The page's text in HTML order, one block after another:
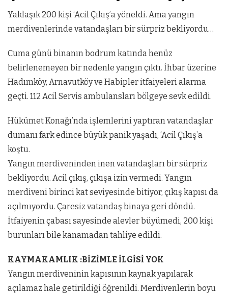
Yaklaşık 200 kişi ‘Acil Çıkış’a yöneldi. Ama yangın
merdivenlerinde vatandaşları bir sürpriz bekliyordu…
Cuma günü binanın bodrum katında henüz
belirlenemeyen bir nedenle yangın çıktı. İhbar üzerine
Hadımköy, Arnavutköy ve Habipler itfaiyeleri alarma
geçti. 112 Acil Servis ambulansları bölgeye sevk edildi.
Hükümet Konağı’nda işlemlerini yaptıran vatandaşlar
dumanı fark edince büyük panik yaşadı, ‘Acil Çıkış’a
koştu.
Yangın merdiveninden inen vatandaşları bir sürpriz
bekliyordu. Acil çıkış, çıkışa izin vermedi. Yangın
merdiveni birinci kat seviyesinde bitiyor, çıkış kapısı da
açılmıyordu. Çaresiz vatandaş binaya geri döndü.
İtfaiyenin çabası sayesinde alevler büyümedi, 200 kişi
burunları bile kanamadan tahliye edildi.
KAYMAKAMLIK :BİZİMLE İLGİSİ YOK
Yangın merdiveninin kapısının kaynak yapılarak
açılamaz hale getirildiği öğrenildi. Merdivenlerin boyu